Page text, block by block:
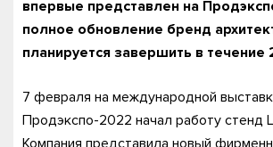
впервые представлен на
полное обновление бренд
планируется завершить в течение
7 февраля на международной
Продэкспо-2022 начал работу стенд
Компания представила новый